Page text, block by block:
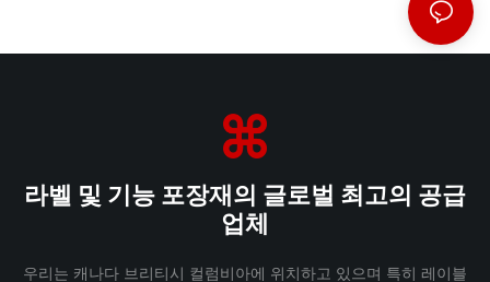
라벨 및 기능 포장재의 글로벌 최고의 공급
업체
우리는 캐나다 브리티시 컬럼비아에 위치하고 있으며 특히 레이블